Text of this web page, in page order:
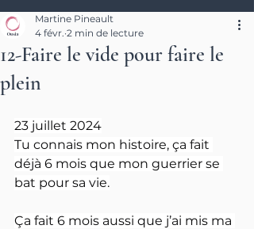
12-Faire le vide pour faire le
plein
Martine Pineault
4 févr. 2 min de lecture
23 juillet 2024
Tu connais mon histoire, ça fait
déjà 6 mois que mon guerrier se
bat pour sa vie.
Ça fait 6 mois aussi que j’ai mis ma